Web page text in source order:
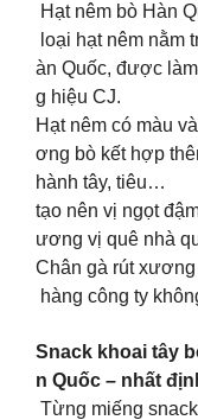
Hạt nêm bò Hàn
loại hạt nêm nằm
àn Quốc, được
g hiệu CJ.
Hạt nêm có màu
ơng bò kết hợp
hành tây, tiêu…
tạo nên vị ngọt
ương vị quê nhà
Chân gà rút
hàng công ty
Snack khoai tây
n Quốc – nhất
Từng miếng